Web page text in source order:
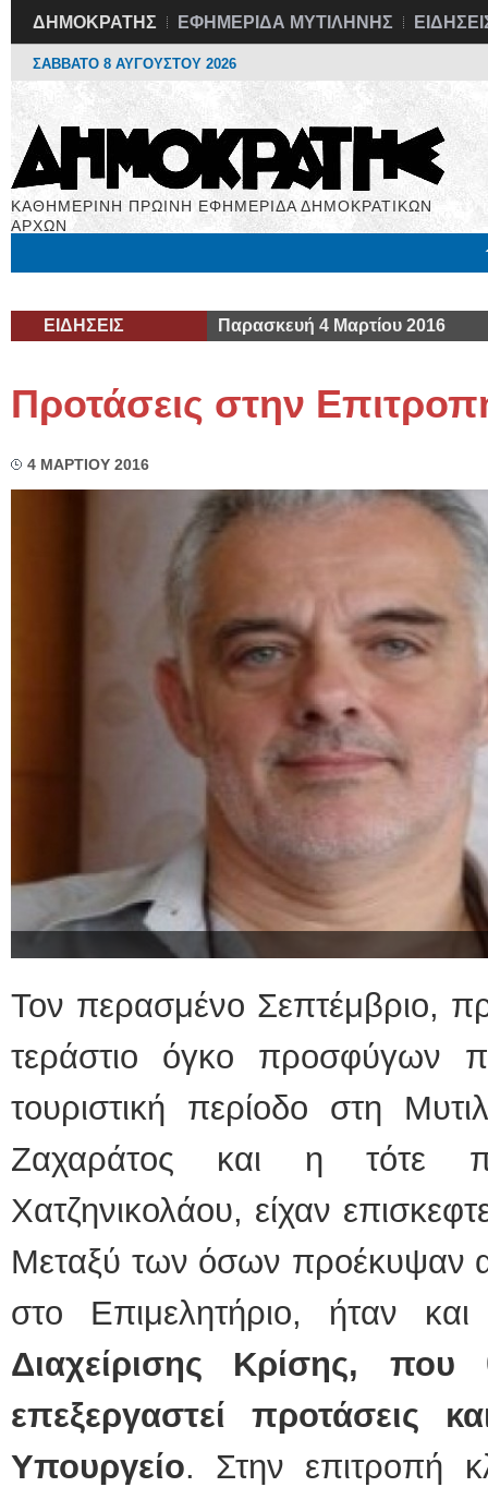
ΔΗΜΟΚΡΑΤΗΣ ΕΦΗΜΕΡΙΔΑ ΜΥΤΙΛΗΝΗΣ
ΣΑΒΒΑΤΟ 8 ΑΥΓΟΥΣΤΟΥ 2026
ΚΑΘΗΜΕΡΙΝΗ ΠΡΩΙΝΗ ΕΦΗΜΕΡΙΔΑ ΔΗΜΟΚΡΑΤΙΚΩΝ
ΑΡΧΩΝ
ΕΙΔΗΣΕΙΣ Παρασκευή 4 Μαρτίου 2016
Προτάσεις στην
4 ΜΑΡΤΙΟΥ 2016
Τον περασμένο Σεπτέμβριο,
τεράστιο όγκο προσφύγων
τουριστική περίοδο στη
Ζαχαράτος και η τότε
Χατζηνικολάου, είχαν
Μεταξύ των όσων προέκυψαν
στο Επιμελητήριο, ήταν
Διαχείρισης Κρίσης,
επεξεργαστεί προτάσεις
Υπουργείο. Στην επιτροπή